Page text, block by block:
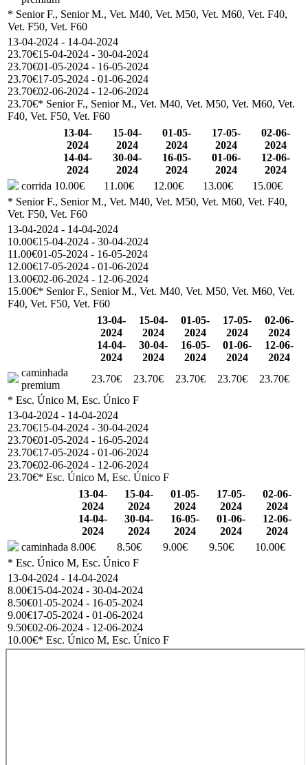
* Senior F., Senior M., Vet. M40, Vet. M50, Vet. M60, Vet. F40,
Vet. F50, Vet. F60
13-04-2024 - 14-04-2024
23.70€15-04-2024 - 30-04-2024
23.70€01-05-2024 - 16-05-2024
23.70€17-05-2024 - 01-06-2024
23.70€02-06-2024 - 12-06-2024
23.70€* Senior F., Senior M., Vet. M40, Vet. M50, Vet. M60, Vet.
F40, Vet. F50, Vet. F60
13-04-
2024
14-04-
2024
15-04-
2024
30-04-
2024
01-05-
2024
16-05-
2024
17-05-
2024
01-06-
2024
02-06-
2024
12-06-
2024
corrida 10.00€ 11.00€ 12.00€ 13.00€
15.00€
* Senior F., Senior M., Vet. M40, Vet. M50, Vet. M60, Vet. F40,
Vet. F50, Vet. F60
13-04-2024 - 14-04-2024
10.00€15-04-2024 - 30-04-2024
11.00€01-05-2024 - 16-05-2024
12.00€17-05-2024 - 01-06-2024
13.00€02-06-2024 - 12-06-2024
15.00€* Senior F., Senior M., Vet. M40, Vet. M50, Vet. M60, Vet.
F40, Vet. F50, Vet. F60
13-04-
2024
14-04-
2024
15-04-
2024
30-04-
2024
01-05-
2024
16-05-
2024
17-05-
2024
01-06-
2024
02-06-
2024
12-06-
2024
caminhada
premium
23.70€ 23.70€ 23.70€ 23.70€
23.70€
* Esc. Único M, Esc. Único F
13-04-2024 - 14-04-2024
23.70€15-04-2024 - 30-04-2024
23.70€01-05-2024 - 16-05-2024
23.70€17-05-2024 - 01-06-2024
23.70€02-06-2024 - 12-06-2024
23.70€* Esc. Único M, Esc. Único F
13-04-
2024
14-04-
2024
15-04-
2024
30-04-
2024
01-05-
2024
16-05-
2024
17-05-
2024
01-06-
2024
02-06-
2024
12-06-
2024
caminhada 8.00€ 8.50€ 9.00€ 9.50€
10.00€
* Esc. Único M, Esc. Único F
13-04-2024 - 14-04-2024
8.00€15-04-2024 - 30-04-2024
8.50€01-05-2024 - 16-05-2024
9.00€17-05-2024 - 01-06-2024
9.50€02-06-2024 - 12-06-2024
10.00€* Esc. Único M, Esc. Único F